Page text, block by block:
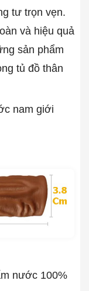
tư trọn vẹn.
và hiệu quả
sản phẩm
tủ đồ thân
nam giới
nước 100%